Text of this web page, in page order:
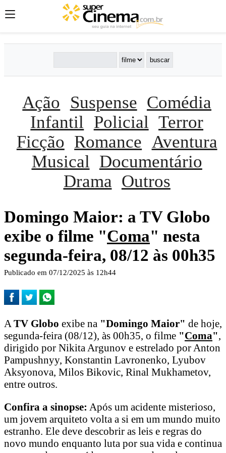
Ação Suspense Comédia
Infantil
Policial Terror
Ficção Romance Aventura
Musical
Documentário
Drama Outros
Domingo Maior: a TV Globo
exibe o filme "Coma" nesta
segunda-feira, 08/12 às 00h35
Publicado em 07/12/2025 às 12h44
A TV Globo exibe na "Domingo Maior" de hoje,
segunda-feira (08/12), às 00h35, o filme "Coma",
dirigido por Nikita Argunov e estrelado por Anton
Pampushnyy, Konstantin Lavronenko, Lyubov
Aksyonova, Milos Bikovic, Rinal Mukhametov,
entre outros.
Confira a sinopse: Após um acidente misterioso,
um jovem arquiteto volta a si em um mundo muito
estranho. Ele deve descobrir as leis e regras do
novo mundo enquanto luta por sua vida e continua